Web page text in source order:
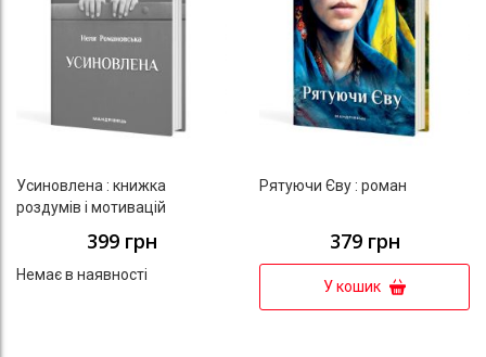
Усиновлена : книжка
роздумів і мотивацій
399 грн
Немає в наявності
Рятуючи Єву : роман
379 грн
У кошик